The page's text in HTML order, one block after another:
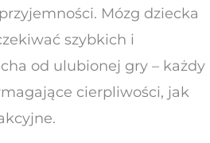
Mózg dziecka
szybkich i
od ulubionej gry – każdy
cierpliwości, jak